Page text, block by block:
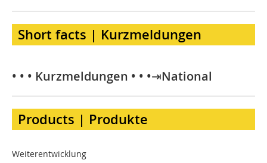
Short facts | Kurzmeldungen
• • • Kurzmeldungen • • •⇥National
Products | Produkte
Weiterentwicklung